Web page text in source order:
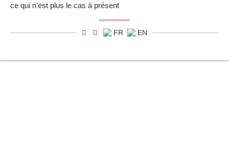
ce qui n'est plus le cas à présent
FR EN